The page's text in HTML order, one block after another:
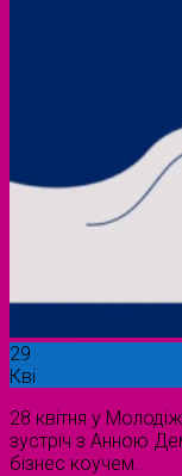
29
Кві
28 квітня у
зустріч з Анною
бізнес коучем.